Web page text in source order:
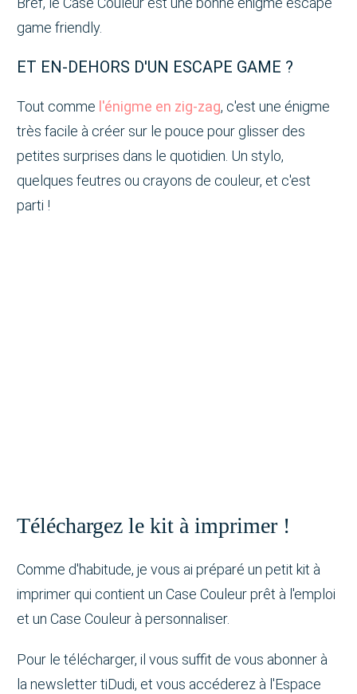
game friendly.
ET EN-DEHORS D'UN ESCAPE GAME ?
Tout comme l'énigme en zig-zag, c'est une énigme
très facile à créer sur le pouce pour glisser des
petites surprises dans le quotidien. Un stylo,
quelques feutres ou crayons de couleur, et c'est
parti !
Téléchargez le kit à imprimer !
Comme d'habitude, je vous ai préparé un petit kit à
imprimer qui contient un Case Couleur prêt à l'emploi
et un Case Couleur à personnaliser.
Pour le télécharger, il vous suffit de vous abonner à
la newsletter tiDudi, et vous accéderez à l'Espace